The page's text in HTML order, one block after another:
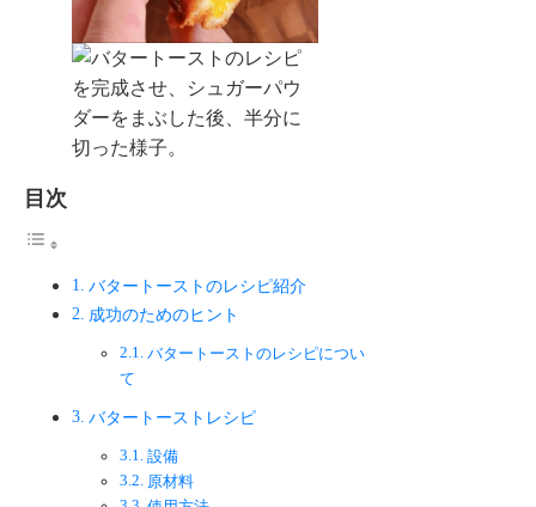
目次
バタートーストのレシピ紹介
成功のためのヒント
バタートーストのレシピについ
て
バタートーストレシピ
設備
原材料